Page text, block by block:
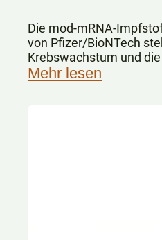
Die mod-mRNA-
von Pfizer/BioNTech
Krebswachstum und
fördern.
Mehr lesen